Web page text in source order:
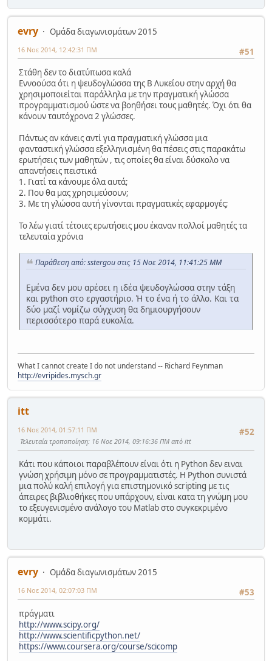
evry
Ομάδα διαγωνισμάτων 2015
#51
16 Νοε 2014, 12:42:31 ΠΜ
Στάθη δεν το διατύπωσα καλά
Εννοούσα ότι η ψευδογλώσσα της Β Λυκείου στην αρχή θα
χρησιμοποιείται παράλληλα με την πραγματική γλώσσα
προγραμματισμού ώστε να βοηθήσει τους μαθητές. Όχι ότι θα
κάνουν ταυτόχρονα 2 γλώσσες.
Πάντως αν κάνεις αντί για πραγματική γλώσσα μια
φανταστική γλώσσα εξελληνισμένη θα πέσεις στις παρακάτω
ερωτήσεις των μαθητών , τις οποίες θα είναι δύσκολο να
απαντήσεις πειστικά
1. Γιατί τα κάνουμε όλα αυτά;
2. Που θα μας χρησιμεύσουν;
3. Με τη γλώσσα αυτή γίνονται πραγματικές εφαρμογές;
Το λέω γιατί τέτοιες ερωτήσεις μου έκαναν πολλοί μαθητές τα
τελευταία χρόνια
Παράθεση από: sstergou στις 15 Νοε 2014, 11:41:25 ΜΜ
Εμένα δεν μου αρέσει η ιδέα ψευδογλώσσα στην τάξη
και python στο εργαστήριο. Ή το ένα ή το άλλο. Και τα
δύο μαζί νομίζω σύγχυση θα δημιουργήσουν
περισσότερο παρά ευκολία.
What I cannot create I do not understand -- Richard Feynman
http://evripides.mysch.gr
itt
#52
16 Νοε 2014, 01:57:11 ΠΜ
Τελευταία τροποποίηση: 16 Νοε 2014, 09:16:36 ΠΜ από itt
Κάτι που κάποιοι παραβλέπουν είναι ότι η Python δεν ειναι
γνώση χρήσιμη μόνο σε προγραμματιστές. Η Python συνιστά
μια πολύ καλή επιλογή για επιστημονικό scripting με τις
άπειρες βιβλιοθήκες που υπάρχουν, είναι κατα τη γνώμη μου
το εξευγενισμένο ανάλογο του Matlab στο συγκεκριμένο
κομμάτι.
evry
Ομάδα διαγωνισμάτων 2015
#53
16 Νοε 2014, 02:07:03 ΠΜ
πράγματι
http://www.scipy.org/
http://www.scientificpython.net/
https://www.coursera.org/course/scicomp